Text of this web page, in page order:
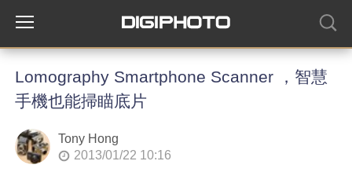
Lomography Smartphone Scanner ，智慧
手機也能掃瞄底片
Tony Hong
2013/01/22 10:16